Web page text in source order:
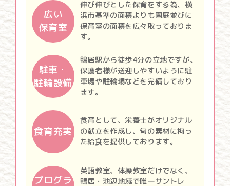
広い
保育室
伸び伸びとした保育をする為、横
浜市基準の面積よりも園庭並びに
保育室の面積を広々取っておりま
す。
駐車・
駐輪設備
鴨居駅から徒歩4分の立地ですが、
保護者様が送迎しやすいように駐
車場や駐輪場などを完備しており
ます。
食育充実
食育として、栄養士がオリジナル
の献立を作成し、旬の素材に拘っ
た給食を提供しております。
プログラ
英語教室、体操教室だけでなく、
鴨居・池辺地域で唯一サントレ